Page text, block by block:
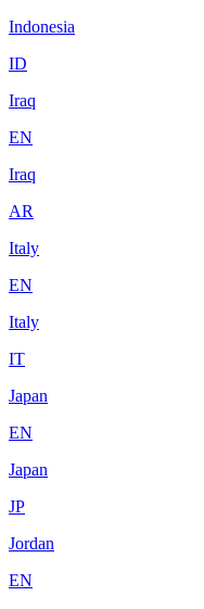
Indonesia
ID
Iraq
EN
Iraq
AR
Italy
EN
Italy
IT
Japan
EN
Japan
JP
Jordan
EN